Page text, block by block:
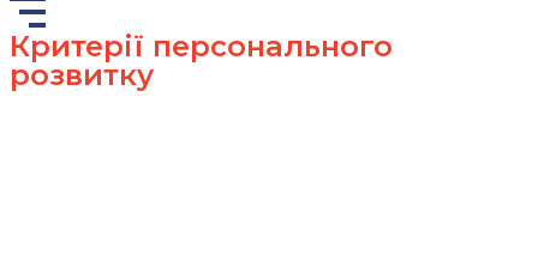
Критерії персонального
розвитку